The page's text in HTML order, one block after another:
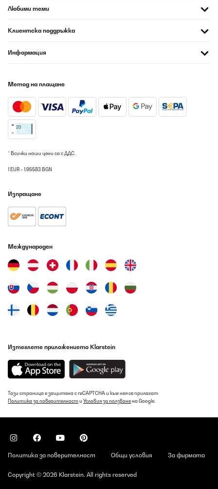
Любими теми
Клиентска поддръжка
Информация
Метод на плащане
* Всички наши цени са с ДДС.
1 EUR = 1.95583 BGN
Изпращане
Международен
Изтеглете приложението Klarstein
Тази страница е защитена с reCAPTCHA и към нея се прилагат
Политика за поверителност и Условия за ползванена Google.
Политика за поверителност Общи условия За фирмата
Copyright © 2026 Klarstein. All rights reserved